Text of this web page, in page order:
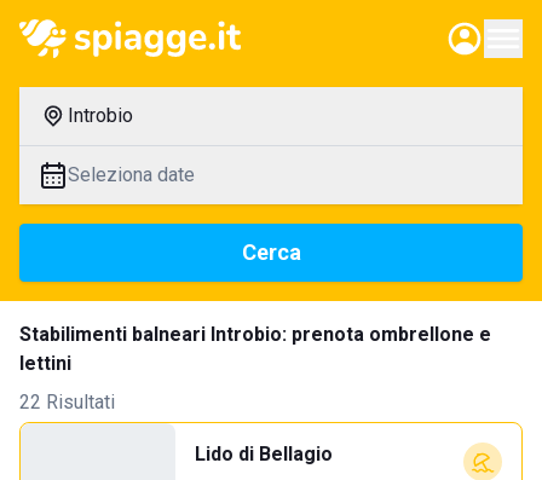
Introbio
Seleziona date
Cerca
Stabilimenti balneari Introbio: prenota ombrellone e
lettini
22 Risultati
Lido di Bellagio